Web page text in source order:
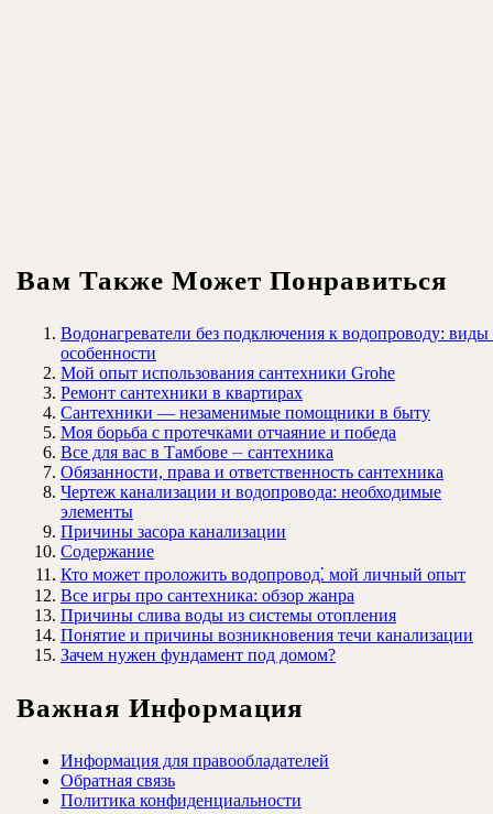
Вам Также Может Понравиться
Водонагреватели без подключения к водопроводу: виды
особенности
Мой опыт использования сантехники Grohe
Ремонт сантехники в квартирах
Сантехники ― незаменимые помощники в быту
Моя борьба с протечками отчаяние и победа
Все для вас в Тамбове ⏤ сантехника
Обязанности, права и ответственность сантехника
Чертеж канализации и водопровода: необходимые
элементы
Причины засора канализации
Содержание
Кто может проложить водопровод⁚ мой личный опыт
Все игры про сантехника: обзор жанра
Причины слива воды из системы отопления
Понятие и причины возникновения течи канализации
Зачем нужен фундамент под домом?
Важная Информация
Информация для правообладателей
Обратная связь
Политика конфиденциальности